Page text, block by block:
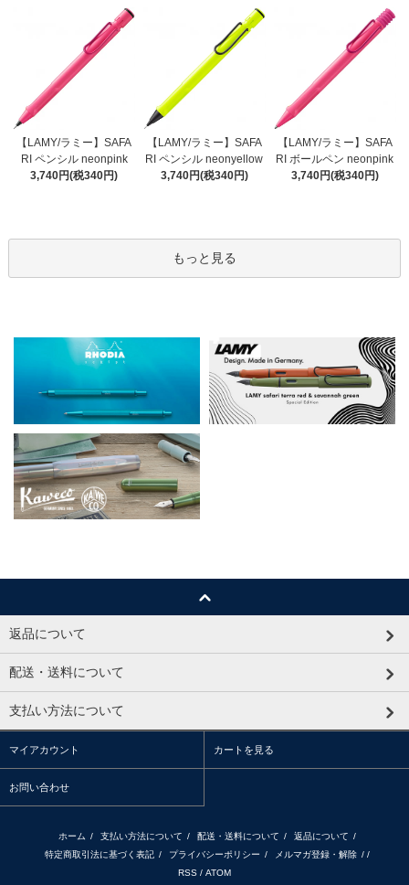
【LAMY/ラミー】SAFA
RI ペンシル neonpink
3,740円(税340円)
【LAMY/ラミー】SAFA
RI ペンシル neonyellow
3,740円(税340円)
【LAMY/ラミー】SAFA
RI ボールペン neonpink
3,740円(税340円)
もっと見る
返品について
配送・送料について
支払い方法について
マイアカウント カートを見る
お問い合わせ
ホーム / 支払い方法について / 配送・送料について / 返品について /
特定商取引法に基づく表記 / プライバシーポリシー / メルマガ登録・解除 / /
RSS / ATOM